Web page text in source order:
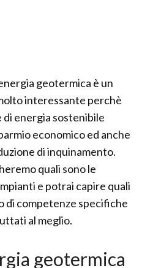
geotermica è un
interessante perchè
energia sostenibile
economico ed anche
di inquinamento.
quali sono le
e potrai capire quali
di competenze specifiche
al meglio.
geotermica